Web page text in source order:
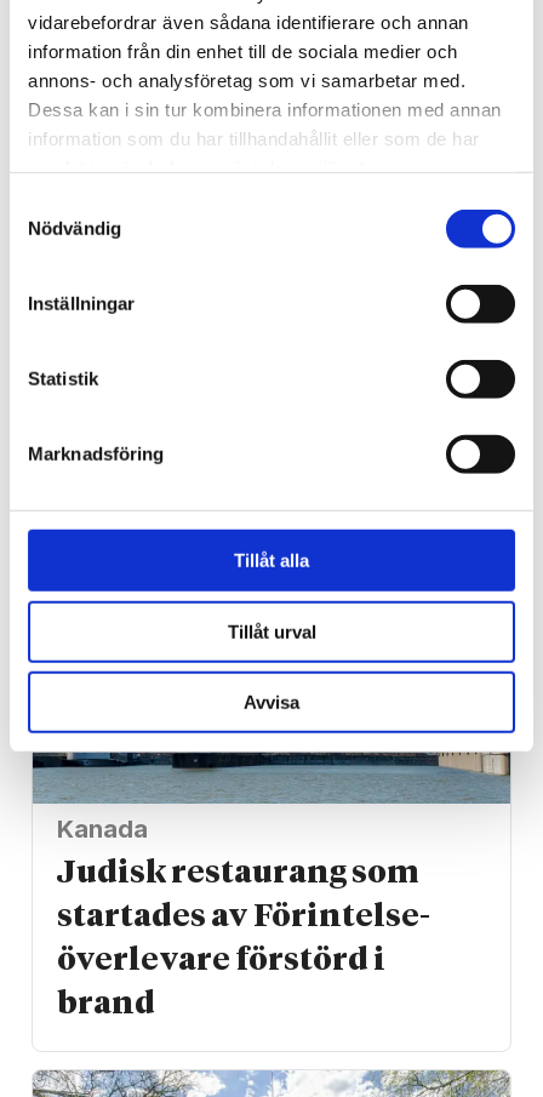
vidarebefordrar även sådana identifierare och annan
information från din enhet till de sociala medier och
annons- och analysföretag som vi samarbetar med.
Dessa kan i sin tur kombinera informationen med annan
information som du har tillhandahållit eller som de har
Nödvändig
Inställningar
Statistik
Marknadsföring
Tillåt alla
Tillåt urval
Avvisa
politiker till Israel, Nooshi
Vittnesbörd
Ateisten Henrik fångades
av den korsfäste Jesus
Kanada
Judisk restaurang som
startades av Förintelse­
överlevare förstörd i
brand